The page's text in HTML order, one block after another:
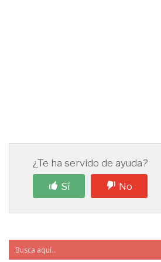
¿Te ha servido de ayuda?
Sí
No